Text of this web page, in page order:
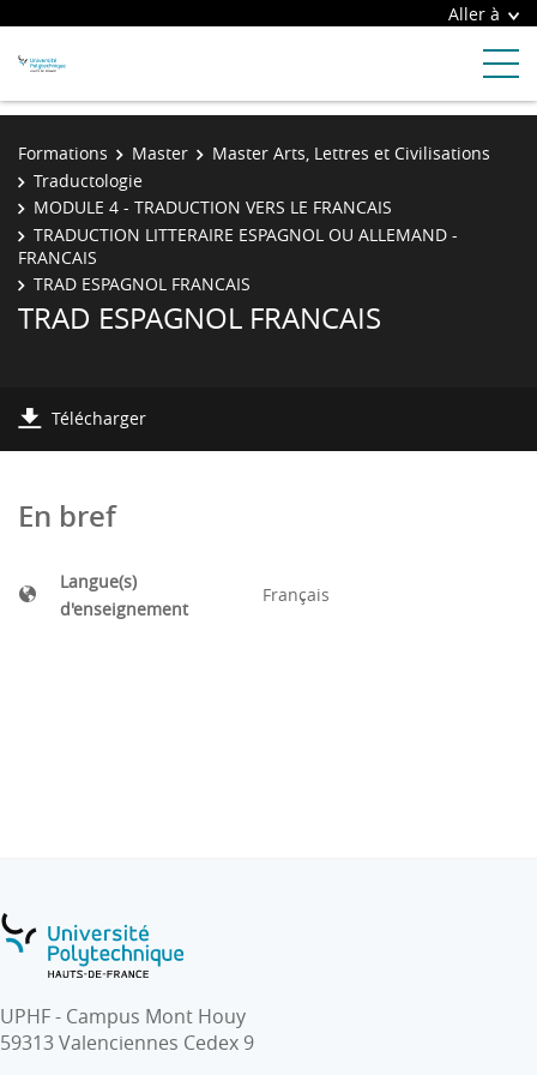
Aller à
Formations Master
Master Arts, Lettres et Civilisations
Traductologie
MODULE 4 - TRADUCTION VERS LE FRANCAIS
TRADUCTION LITTERAIRE ESPAGNOL OU ALLEMAND -
FRANCAIS
TRAD ESPAGNOL FRANCAIS
TRAD ESPAGNOL FRANCAIS
Télécharger
En bref
Langue(s)
d'enseignement
Français
UPHF - Campus Mont Houy
59313 Valenciennes Cedex 9